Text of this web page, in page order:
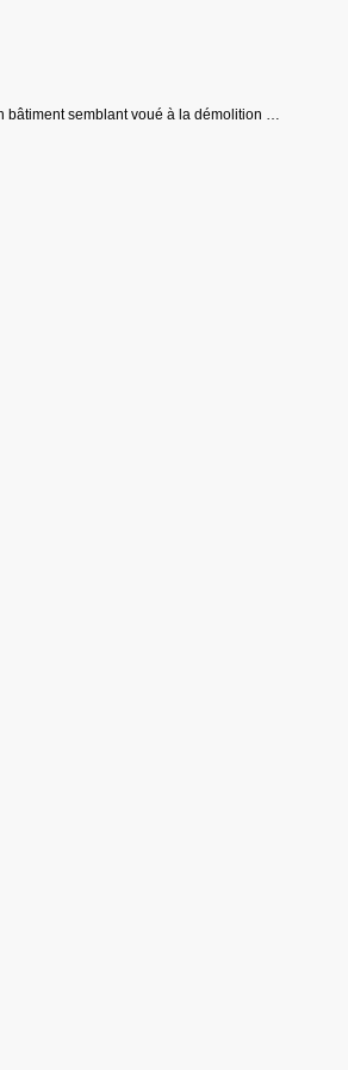
bâtiment semblant voué à la démolition …